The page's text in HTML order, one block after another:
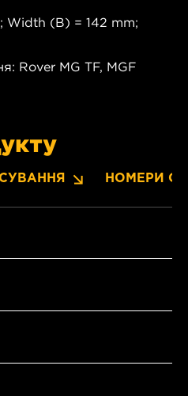
Width (B) = 142 mm;
Rover MG TF, MGF
НОМЕРИ OE